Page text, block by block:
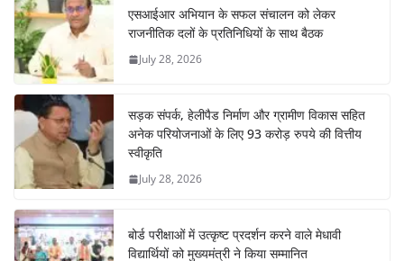
एसआईआर अभियान के सफल संचालन को लेकर
राजनीतिक दलों के प्रतिनिधियों के साथ बैठक
July 28, 2026
सड़क संपर्क, हेलीपैड निर्माण और ग्रामीण विकास सहित
अनेक परियोजनाओं के लिए 93 करोड़ रुपये की वित्तीय
स्वीकृति
July 28, 2026
बोर्ड परीक्षाओं में उत्कृष्ट प्रदर्शन करने वाले मेधावी
विद्यार्थियों को मुख्यमंत्री ने किया सम्मानित